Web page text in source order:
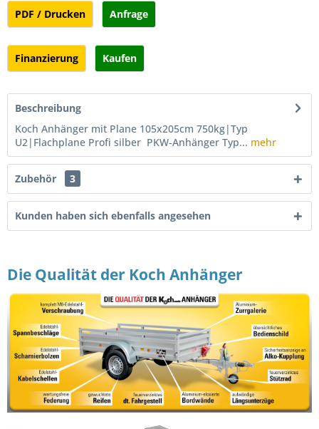
PDF / Drucken Anfrage
Finanzierung Kaufen
Beschreibung
Koch Anhänger mit Plane 105x205cm 750kg|Typ
U2|Flachplane Profi silber PKW-Anhänger Typ... mehr
Zubehör 3
Kunden haben sich ebenfalls angesehen
Die Qualität der Koch Anhänger